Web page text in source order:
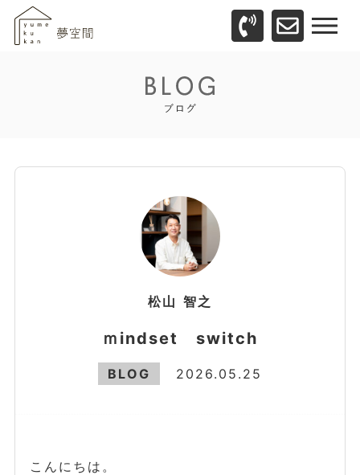
松山 智之
ｍindset switch
BLOG 2026.05.25
こんにちは。